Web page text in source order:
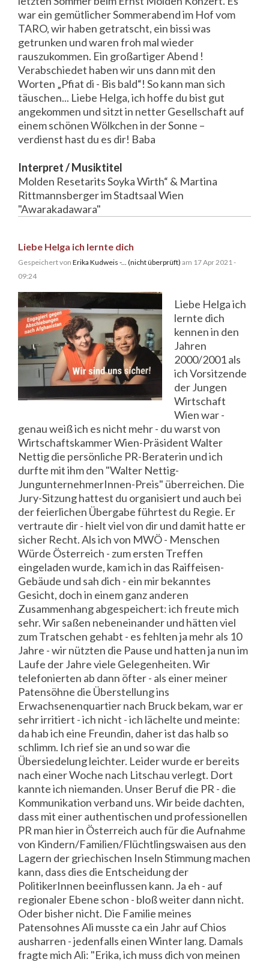
war ein gemütlicher Sommerabend im Hof vom
TARO, wir haben getratscht, ein bissi was
getrunken und waren froh mal wieder
rauszukommen. Ein großartiger Abend !
Verabschiedet haben wir uns dann mit den
Worten „Pfiat di - Bis bald“! So kann man sich
täuschen... Liebe Helga, ich hoffe du bist gut
angekommen und sitzt in netter Gesellschaft auf
einem schönen Wölkchen in der Sonne –
verdienst hast du es dir! Baba
Interpret / Musiktitel
Molden Resetarits Soyka Wirth“ & Martina
Rittmannsberger im Stadtsaal Wien
"Awarakadawara"
Liebe Helga ich lernte dich
Gespeichert von Erika Kudweis -... (nicht überprüft) am 17 Apr 2021 -
09:24
Liebe Helga ich
lernte dich
kennen in den
Jahren
2000/2001 als
ich Vorsitzende
der Jungen
Wirtschaft
Wien war -
genau weiß ich es nicht mehr - du warst von
Wirtschaftskammer Wien-Präsident Walter
Nettig die persönliche PR-Beraterin und ich
durfte mit ihm den "Walter Nettig-
JungunternehmerInnen-Preis" überreichen. Die
Jury-Sitzung hattest du organisiert und auch bei
der feierlichen Übergabe führtest du Regie. Er
vertraute dir - hielt viel von dir und damit hatte er
sicher Recht. Als ich von MWÖ - Menschen
Würde Österreich - zum ersten Treffen
eingeladen wurde, kam ich in das Raiffeisen-
Gebäude und sah dich - ein mir bekanntes
Gesicht, doch in einem ganz anderen
Zusammenhang abgespeichert: ich freute mich
sehr. Wir saßen nebeneinander und hätten viel
zum Tratschen gehabt - es fehlten ja mehr als 10
Jahre - wir nützten die Pause und hatten ja nun im
Laufe der Jahre viele Gelegenheiten. Wir
telefonierten ab dann öfter - als einer meiner
Patensöhne die Überstellung ins
Erwachsenenquartier nach Bruck bekam, war er
sehr irritiert - ich nicht - ich lächelte und meinte:
da hab ich eine Freundin, daher ist das halb so
schlimm. Ich rief sie an und so war die
Übersiedelung leichter. Leider wurde er bereits
nach einer Woche nach Litschau verlegt. Dort
kannte ich niemanden. Unser Beruf die PR - die
Kommunikation verband uns. Wir beide dachten,
dass mit einer authentischen und professionellen
PR man hier in Österreich auch für die Aufnahme
von Kindern/Familien/Flüchtlingswaisen aus den
Lagern der griechischen Inseln Stimmung machen
kann, dass dies die Entscheidung der
PolitikerInnen beeinflussen kann. Ja eh - auf
regionaler Ebene schon - bloß weiter dann nicht.
Oder bisher nicht. Die Familie meines
Patensohnes Ali musste ca ein Jahr auf Chios
ausharren - jedenfalls einen Winter lang. Damals
fragte mich Ali: "Erika, ich muss dich von meinen